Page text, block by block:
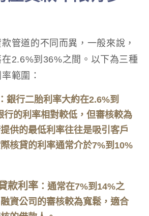
款管道的不同而異，一般來說，
2.6%到36%之間。以下為三種
範圍：
：銀行二胎利率大約在2.6%到
行的利率相對較低，但審核較為
供的最低利率往往是吸引客戶
核貸的利率通常介於7%到10%
款利率 ：通常在7%到14%之
資公司的審核較為寬鬆，適合